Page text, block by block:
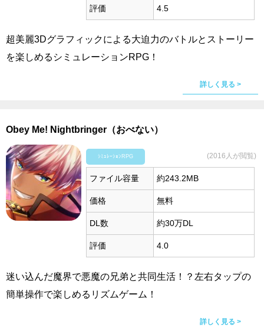
評価 4.5
超美麗3Dグラフィックによる大迫力のバトルとストーリー
を楽しめるシミュレーションRPG！
詳しく見る >
Obey Me! Nightbringer（おべない）
ｼﾐｭﾚｰｼｮﾝRPG (2016人が閲覧)
ファイル容量 約243.2MB
価格 無料
DL数 約30万DL
評価 4.0
迷い込んだ魔界で悪魔の兄弟と共同生活！？左右タップの
簡単操作で楽しめるリズムゲーム！
詳しく見る >